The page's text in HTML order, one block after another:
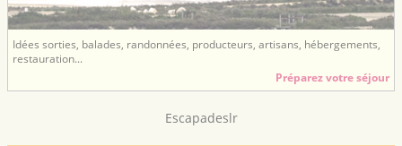
Idées sorties, balades, randonnées, producteurs, artisans, hébergements,
restauration...
Préparez votre séjour
Escapadeslr